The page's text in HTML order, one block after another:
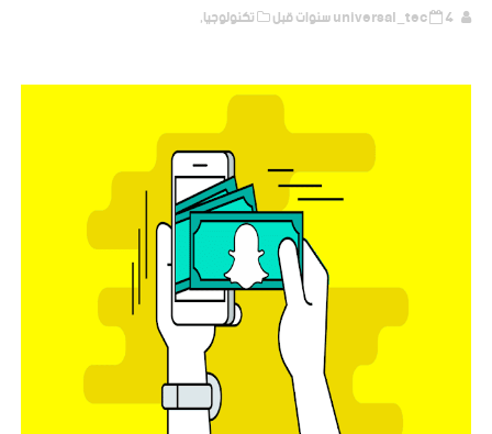
universal_tec 4 سنوات قبل تكنولوجيا,